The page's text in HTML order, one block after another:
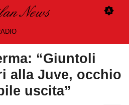
“Giuntoli
alla Juve, occhio
uscita”